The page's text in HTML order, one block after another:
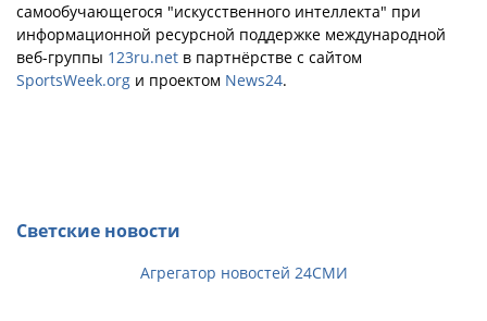
самообучающегося "искусственного интеллекта" при
информационной ресурсной поддержке международной
веб-группы 123ru.net в партнёрстве с сайтом
SportsWeek.org и проектом News24.
Светские новости
Агрегатор новостей 24СМИ